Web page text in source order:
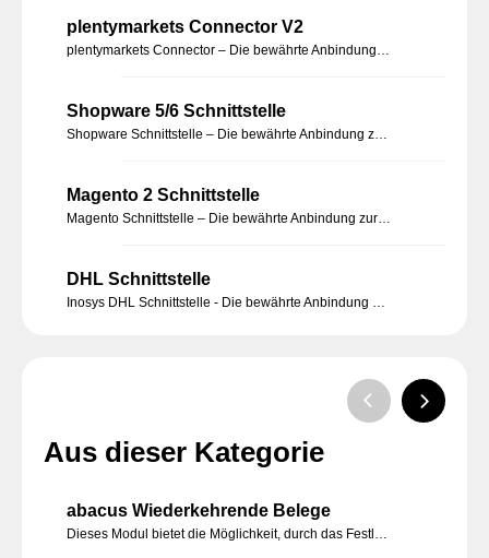
plentymarkets Connector V2
plentymarkets Connector – Die bewährte Anbindung zur Sage 100 Warenwirtschaft von Inosys
Shopware 5/6 Schnittstelle
Shopware Schnittstelle – Die bewährte Anbindung zur Sage 100 Warenwirtschaft von Inosys
Magento 2 Schnittstelle
Magento Schnittstelle – Die bewährte Anbindung zur Sage 100 Warenwirtschaft von Inosys
DHL Schnittstelle
Inosys DHL Schnittstelle - Die bewährte Anbindung zum Versanddienstleister DHL
Aus dieser Kategorie
abacus Wiederkehrende Belege
Dieses Modul bietet die Möglichkeit, durch das Festlegen von Zeitintervallen in der Belegbearbeitung, das Erzeugen dieser Belege manuell oder automatisiert ablaufen zu lassen. Sie müssen nur einmalig die Informationen und das Intervall bestimmen.